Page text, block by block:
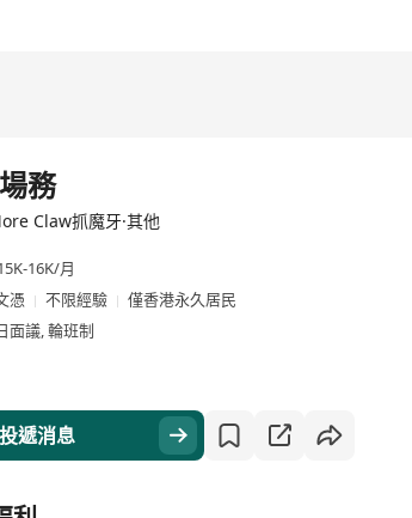
務
Claw抓魔牙·其他
16K/月
憑
不限經驗
僅香港永久居民
面議, 輪班制
遞消息